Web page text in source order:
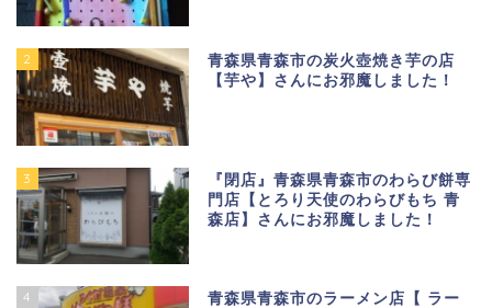
2
青森県青森市の炭火壺焼き芋の店
【芋や】さんにお邪魔しました！
3
『閉店』青森県青森市のわらび餅専
門店【とろり天使のわらびもち 青
森店】さんにお邪魔しました！
4
青森県青森市のラーメン店【 ラー